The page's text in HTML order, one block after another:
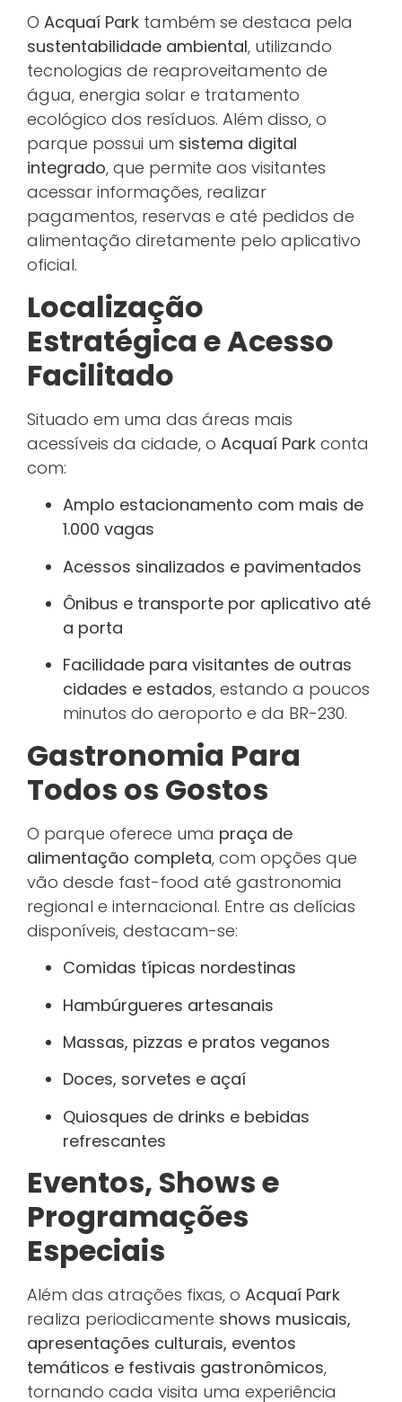
O Acquaí Park também se destaca pela
sustentabilidade ambiental, utilizando
tecnologias de reaproveitamento de
água, energia solar e tratamento
ecológico dos resíduos. Além disso, o
parque possui um sistema digital
integrado, que permite aos visitantes
acessar informações, realizar
pagamentos, reservas e até pedidos de
alimentação diretamente pelo aplicativo
oficial.
Localização
Estratégica e Acesso
Facilitado
Situado em uma das áreas mais
acessíveis da cidade, o Acquaí Park conta
com:
Amplo estacionamento com mais de
1.000 vagas
Acessos sinalizados e pavimentados
Ônibus e transporte por aplicativo até
a porta
Facilidade para visitantes de outras
cidades e estados, estando a poucos
minutos do aeroporto e da BR-230.
Gastronomia Para
Todos os Gostos
O parque oferece uma praça de
alimentação completa, com opções que
vão desde fast-food até gastronomia
regional e internacional. Entre as delícias
disponíveis, destacam-se:
Comidas típicas nordestinas
Hambúrgueres artesanais
Massas, pizzas e pratos veganos
Doces, sorvetes e açaí
Quiosques de drinks e bebidas
refrescantes
Eventos, Shows e
Programações
Especiais
Além das atrações fixas, o Acquaí Park
realiza periodicamente shows musicais,
apresentações culturais, eventos
temáticos e festivais gastronômicos,
tornando cada visita uma experiência